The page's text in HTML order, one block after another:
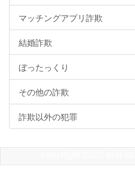
マッチングアプリ詐欺
結婚詐欺
ぼったっくり
その他の詐欺
詐欺以外の犯罪